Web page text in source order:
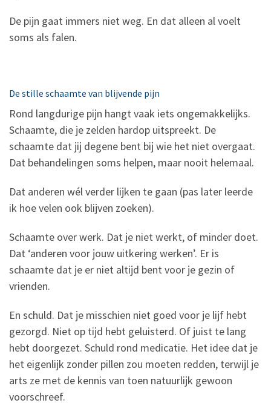
De pijn gaat immers niet weg. En dat alleen al voelt
soms als falen.
De stille schaamte van blijvende pijn
Rond langdurige pijn hangt vaak iets ongemakkelijks.
Schaamte, die je zelden hardop uitspreekt. De
schaamte dat jij degene bent bij wie het niet overgaat.
Dat behandelingen soms helpen, maar nooit helemaal.
Dat anderen wél verder lijken te gaan (pas later leerde
ik hoe velen ook blijven zoeken).
Schaamte over werk. Dat je niet werkt, of minder doet.
Dat ‘anderen voor jouw uitkering werken’. Er is
schaamte dat je er niet altijd bent voor je gezin of
vrienden.
En schuld. Dat je misschien niet goed voor je lijf hebt
gezorgd. Niet op tijd hebt geluisterd. Of juist te lang
hebt doorgezet. Schuld rond medicatie. Het idee dat je
het eigenlijk zonder pillen zou moeten redden, terwijl je
arts ze met de kennis van toen natuurlijk gewoon
voorschreef.